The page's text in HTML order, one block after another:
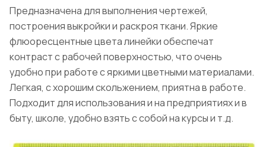
Предназначена для выполнения чертежей,
построения выкройки и раскроя ткани. Яркие
флюоресцентные цвета линейки обеспечат
контраст с рабочей поверхностью, что очень
удобно при работе с яркими цветными материалами.
Легкая, с хорошим скольжением, приятна в работе.
Подходит для использования и на предприятиях и в
быту, школе, удобно взять с собой на курсы и т.д.